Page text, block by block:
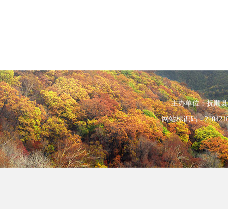
主办单位：抚顺
网站标识码：